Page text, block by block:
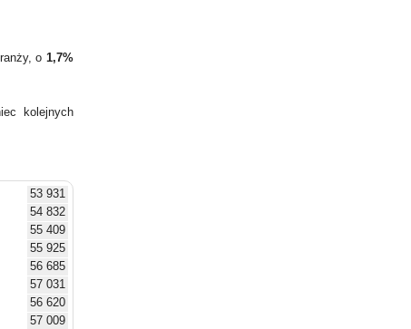
o1,7%
kolejnych
53 931
54 832
55 409
55 925
56 685
57 031
56 620
57 009